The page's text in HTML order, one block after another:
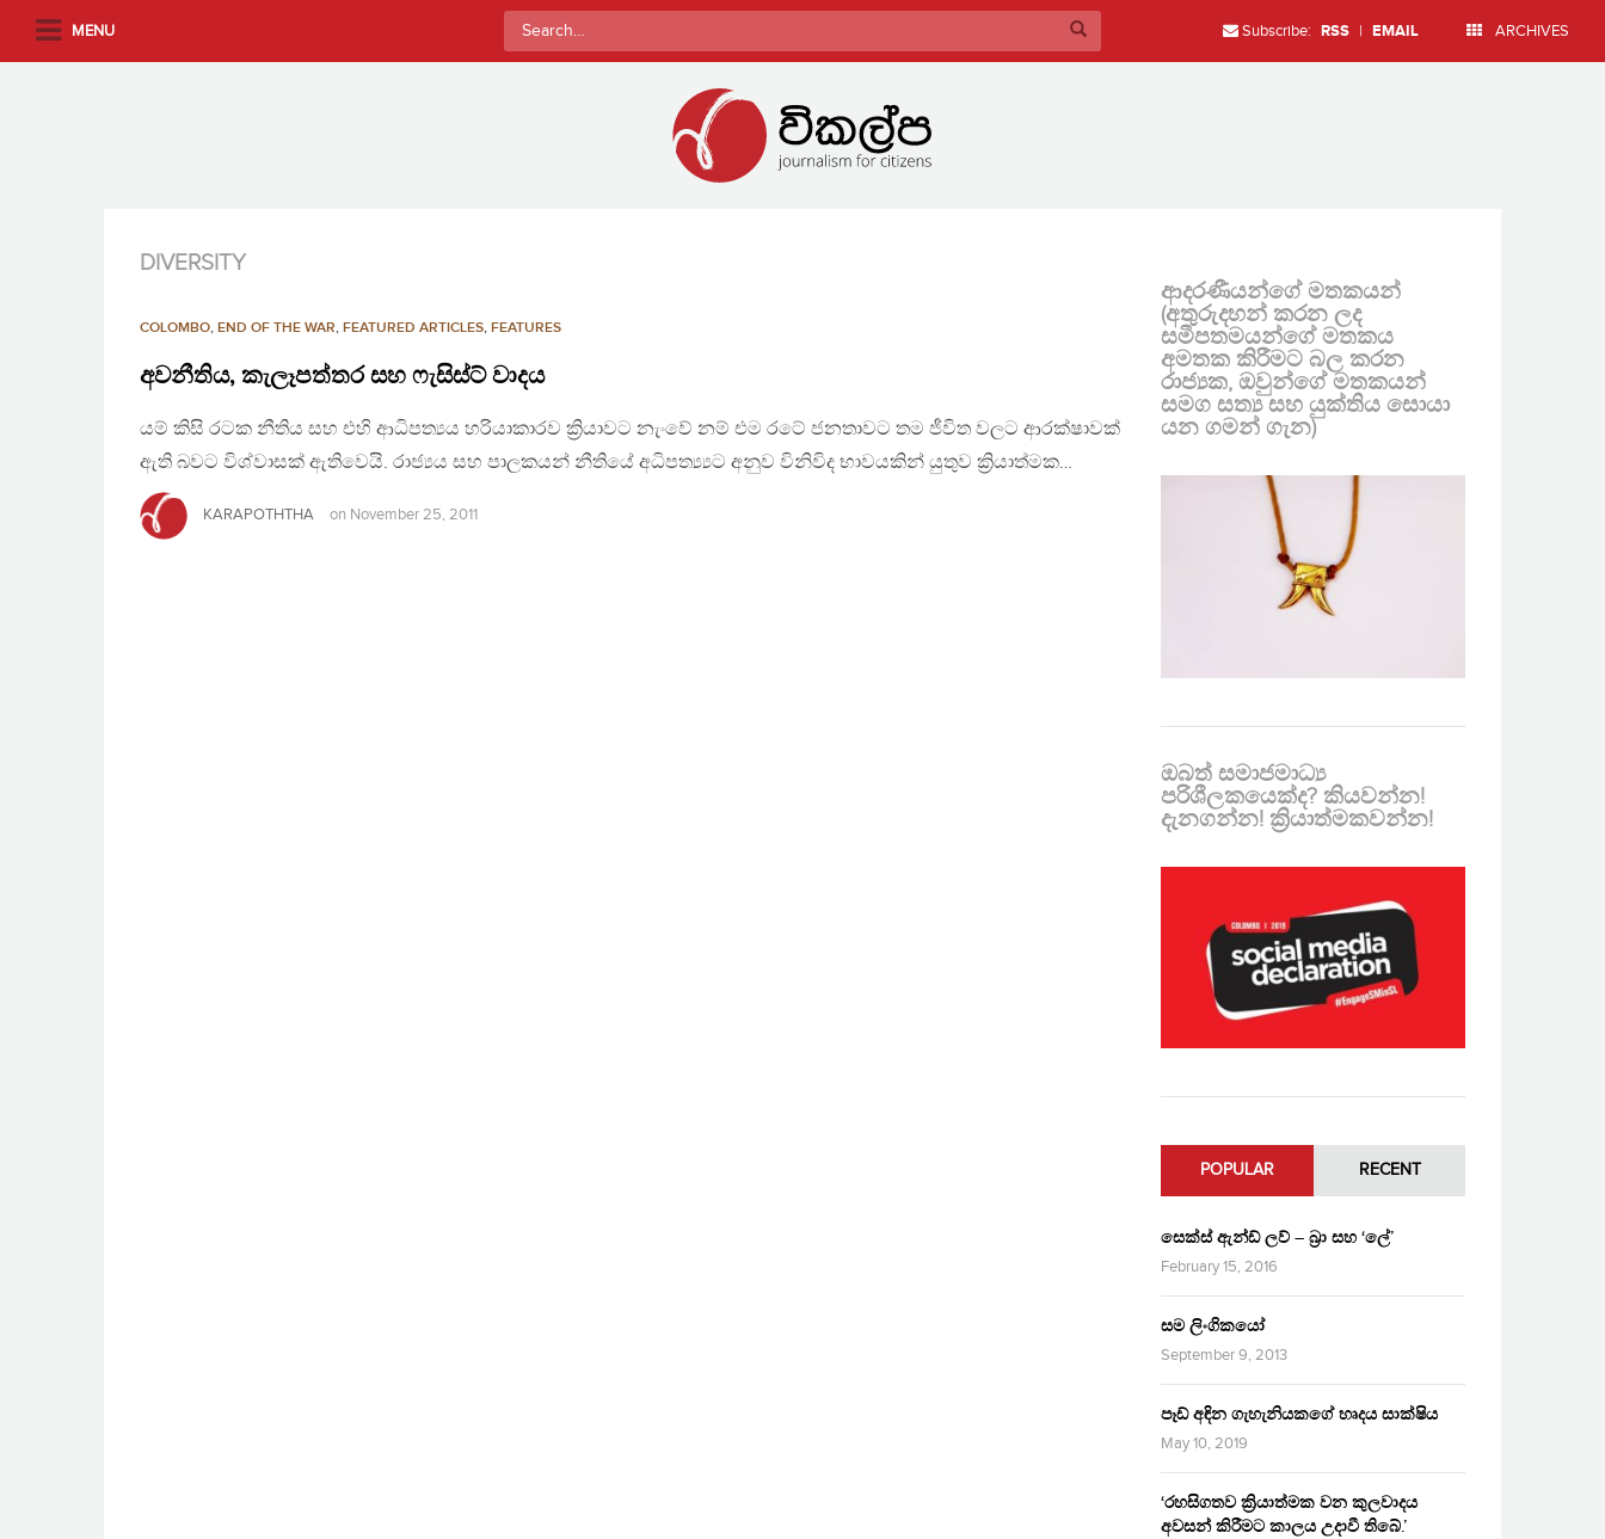
MENU
Search
for:
Subscribe: RSS | EMAIL ARCHIVES
DIVERSITY
COLOMBO, END OF THE WAR, FEATURED ARTICLES, FEATURES
අවනීතිය, කැලෑපත්තර සහ ෆැසිස්ට් වාදය
යම් කිසි රටක නීතිය සහ එහි ආධිපත්‍යය හරියාකාරව ක්‍රියාවට නැංවේ නම් එම රටේ ජනතාවට තම ජීවිත වලට ආරක්ෂාවක්
ඇති බවට විශ්වාසක් ඇතිවෙයි. රාජ්‍යය සහ පාලකයන් නීතියේ අධිපත්‍ය්‍යට අනුව විනිවිද භාවයකින් යුතුව ක්‍රියාත්මක…
KARAPOTHTHA on November 25, 2011
ආදරණීයන්ගේ මතකයන්
(අතුරුදහන් කරන ලද
සමීපතමයන්ගේ මතකය
අමතක කිරීමට බල කරන
රාජ්‍යක, ඔවුන්ගේ මතකයන්
සමග සත්‍ය සහ යුක්තිය සොයා
යන ගමන් ගැන)
ඔබත් සමාජමාධ්‍ය
පරිශීලකයෙක්ද? කියවන්න!
දැනගන්න! ක්‍රියාත්මකවන්න!
POPULAR RECENT
සෙක්ස් ඇන්ඩ් ලව් – බ්‍රා සහ ‘ලේ’
February 15, 2016
සම ලිංගිකයෝ
September 9, 2013
පෑඩ් අඳින ගැහැනියකගේ හෘදය සාක්ෂිය
May 10, 2019
‘රහසිගතව ක්‍රියාත්මක වන කුලවාදය
අවසන් කිරීමට කාලය උදාවී තිබේ.’